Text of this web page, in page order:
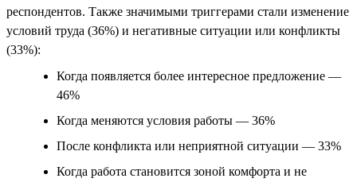
респондентов. Также значимыми триггерами стали изменение
условий труда (36%) и негативные ситуации или конфликты
(33%):
Когда появляется более интересное предложение —
46%
Когда меняются условия работы — 36%
После конфликта или неприятной ситуации — 33%
Когда работа становится зоной комфорта и не